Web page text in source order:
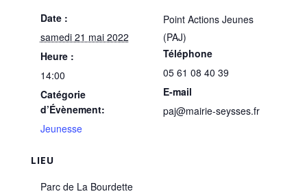
Date :
samedi 21 mai 2022
Heure :
14:00
Catégorie
d’Évènement:
Jeunesse
LIEU
Parc de La Bourdette
Point Actions Jeunes
(PAJ)
Téléphone
05 61 08 40 39
E-mail
paj@mairie-seysses.fr